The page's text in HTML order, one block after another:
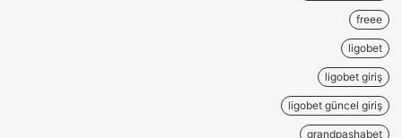
freee
ligobet
ligobet giriş
ligobet güncel giriş
grandpashabet